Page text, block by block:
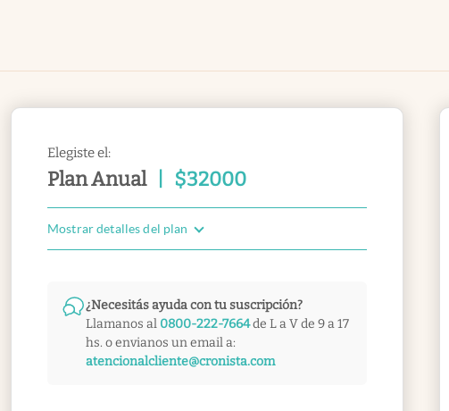
Elegiste el:
Plan Anual $32000
Mostrar detalles del plan
¿Necesitás ayuda con tu suscripción?
Llamanos al 0800-222-7664de L a V de 9 a 17
hs. o envianos un email a:
atencionalcliente@cronista.com